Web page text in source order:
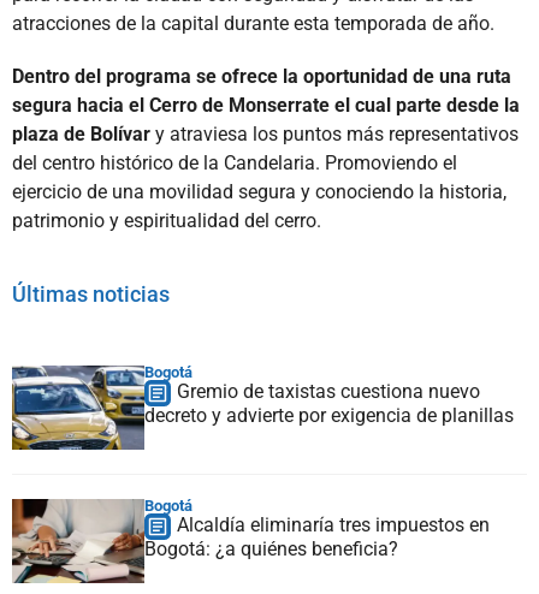
atracciones de la capital durante esta temporada de año.
Dentro del programa se ofrece la oportunidad de una ruta
segura hacia el Cerro de Monserrate el cual parte desde la
plaza de Bolívar y atraviesa los puntos más representativos
del centro histórico de la Candelaria. Promoviendo el
ejercicio de una movilidad segura y conociendo la historia,
patrimonio y espiritualidad del cerro.
Últimas noticias
Bogotá
Gremio de taxistas cuestiona nuevo
decreto y advierte por exigencia de planillas
Bogotá
Alcaldía eliminaría tres impuestos en
Bogotá: ¿a quiénes beneficia?